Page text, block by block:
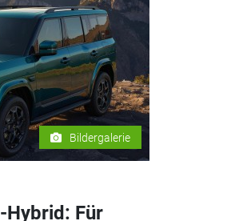
Bildergalerie
Hybrid: Für